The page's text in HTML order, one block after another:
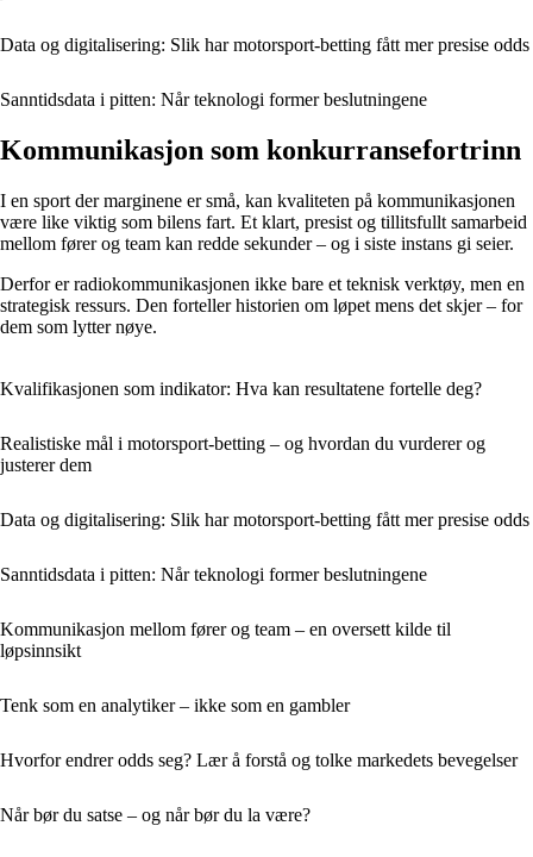
Data og digitalisering: Slik har motorsport-betting fått mer presise odds
Sanntidsdata i pitten: Når teknologi former beslutningene
Kommunikasjon som konkurransefortrinn
I en sport der marginene er små, kan kvaliteten på kommunikasjonen
være like viktig som bilens fart. Et klart, presist og tillitsfullt samarbeid
mellom fører og team kan redde sekunder – og i siste instans gi seier.
Derfor er radiokommunikasjonen ikke bare et teknisk verktøy, men en
strategisk ressurs. Den forteller historien om løpet mens det skjer – for
dem som lytter nøye.
Kvalifikasjonen som indikator: Hva kan resultatene fortelle deg?
Realistiske mål i motorsport-betting – og hvordan du vurderer og
justerer dem
Data og digitalisering: Slik har motorsport-betting fått mer presise odds
Sanntidsdata i pitten: Når teknologi former beslutningene
Kommunikasjon mellom fører og team – en oversett kilde til
løpsinnsikt
Tenk som en analytiker – ikke som en gambler
Hvorfor endrer odds seg? Lær å forstå og tolke markedets bevegelser
Når bør du satse – og når bør du la være?